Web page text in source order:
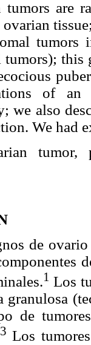
tumors are
tumors
this
of
we also
We had
tumor,
de
1 Los
granulosa
de
Los